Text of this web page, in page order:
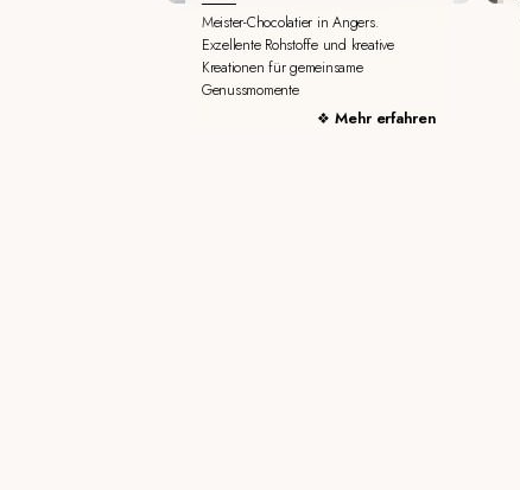
Meister-Chocolatier in Angers.
Exzellente Rohstoffe und kreative
Kreationen für gemeinsame
Genussmomente
Mehr erfahren